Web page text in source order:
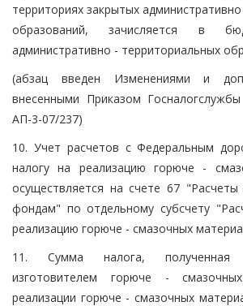
территориях закрытых
образований, зачисляется в
административно - территориальных
(абзац введен Изменениями и
внесенными Приказом
АП-3-07/237)
10. Учет расчетов с Федеральным
налогу на реализацию горюче -
осуществляется на счете 67
фондам" по отдельному субсчету
реализацию горюче - смазочных
11. Сумма налога, полученная
изготовителем горюче -
реализации горюче - смазочных